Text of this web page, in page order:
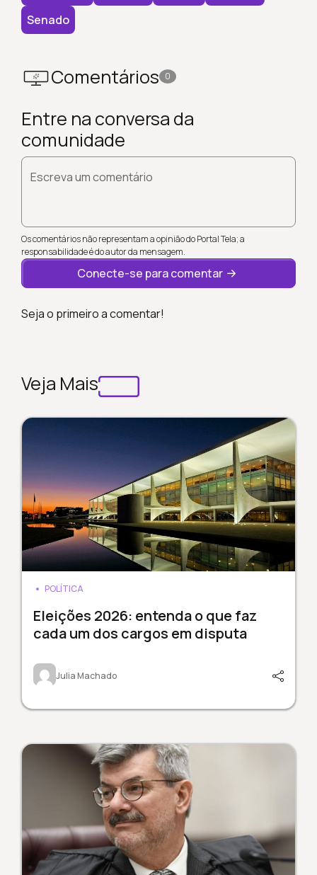
Senado
Comentários 0
Entre na conversa da
comunidade
Escreva um comentário
Os comentários não representam a opinião do Portal Tela; a
responsabilidade é do autor da mensagem.
Conecte-se para comentar
Seja o primeiro a comentar!
Veja Mais
POLÍTICA
Eleições 2026: entenda o que faz
cada um dos cargos em disputa
Julia Machado